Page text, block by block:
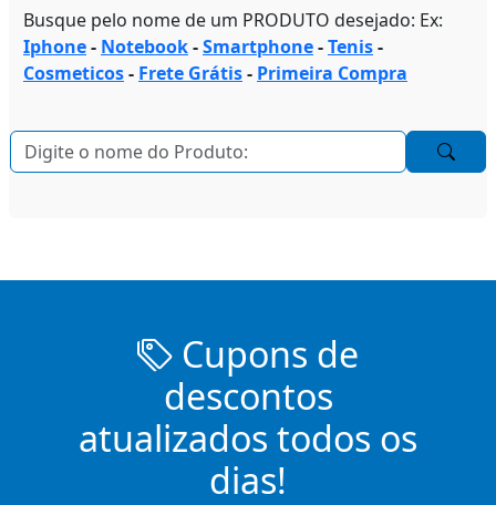
Busque pelo nome de um PRODUTO desejado: Ex:
Iphone- Notebook-Smartphone-Tenis-
Cosmeticos- Frete Grátis- Primeira Compra
Cupons de
descontos
atualizados todos os
dias!